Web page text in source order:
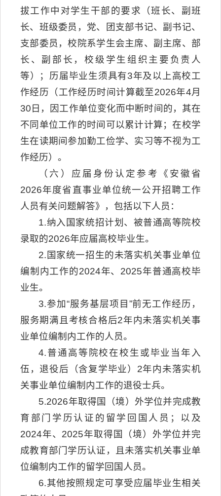
拔工作中对学生干部的要求（班长、副班
长、班级委员，党、团支部书记、副书记、
支部委员，校院系学生会主席、副主席、部
长、副部长，校级学生组织主要负责人
等）；历届毕业生须具有3年及以上高校工
作经历（工作经历时间计算截至2026年4月
30日，因工作单位变化而中断时间的，其在
不同单位工作的时间可以累计计算；在校学
生在读期间参加勤工俭学、实习等不视为工
作经历）。
（六）应届身份认定参考《安徽省
2026年度省直事业单位统一公开招聘工作
人员有关问题解答》，包括以下人员：
1.纳入国家统招计划、被普通高等院校
录取的2026年应届高校毕业生。
2.国家统一招生的未落实机关事业单位
编制内工作的2024年、2025年普通高校毕
业生。
3.参加“服务基层项目”前无工作经历，
服务期满且考核合格后2年内未落实机关事
业单位编制内工作的人员。
4.普通高等院校在校生或毕业当年入
伍，退役后（含复学毕业）2年内未落实机
关事业单位编制内工作的退役士兵。
5.2026年取得国（境）外学位并完成教
育部门学历认证的留学回国人员；以及
2024年、2025年取得国（境）外学位并完
成教育部门学历认证，且未落实机关事业单
位编制内工作的留学回国人员。
6.其他按照规定可享受应届毕业生相关